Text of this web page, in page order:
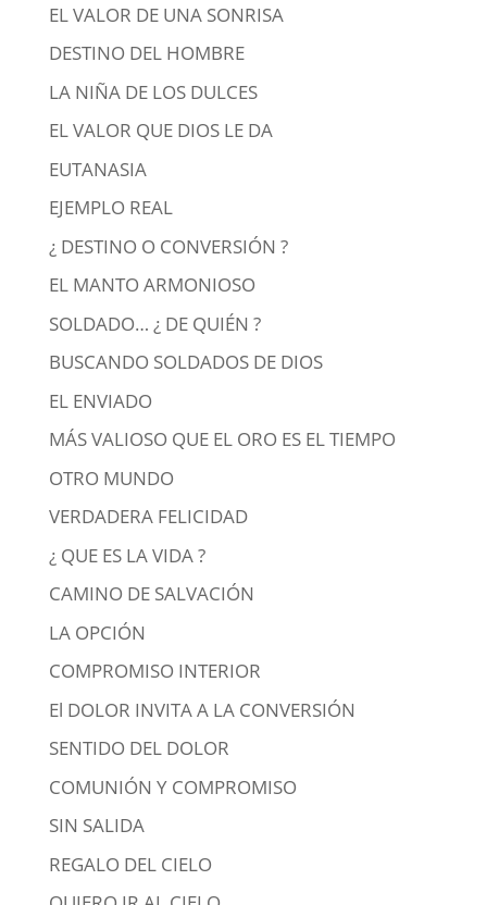
EL VALOR DE UNA SONRISA
DESTINO DEL HOMBRE
LA NIÑA DE LOS DULCES
EL VALOR QUE DIOS LE DA
EUTANASIA
EJEMPLO REAL
¿ DESTINO O CONVERSIÓN ?
EL MANTO ARMONIOSO
SOLDADO… ¿ DE QUIÉN ?
BUSCANDO SOLDADOS DE DIOS
EL ENVIADO
MÁS VALIOSO QUE EL ORO ES EL TIEMPO
OTRO MUNDO
VERDADERA FELICIDAD
¿ QUE ES LA VIDA ?
CAMINO DE SALVACIÓN
LA OPCIÓN
COMPROMISO INTERIOR
El DOLOR INVITA A LA CONVERSIÓN
SENTIDO DEL DOLOR
COMUNIÓN Y COMPROMISO
SIN SALIDA
REGALO DEL CIELO